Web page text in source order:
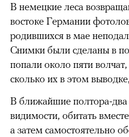
В немецкие леса
востоке Германии
родившихся в мае
Снимки были сделаны в
попали около пяти
сколько их в этом выводке,
В ближайшие полтора-два
видимости, обитать
а затем самостоятельно